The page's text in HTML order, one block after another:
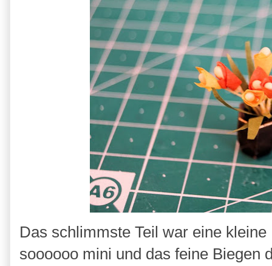
Das schlimmste Teil war eine
soooooo mini und das feine Biegen